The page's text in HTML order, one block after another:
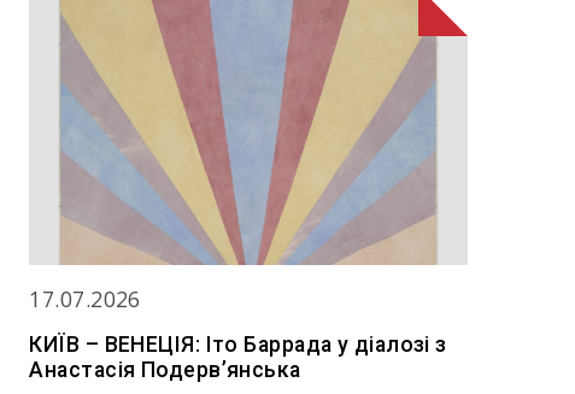
17.07.2026
КИЇВ – ВЕНЕЦІЯ: Іто Баррада у діалозі з
Анастасія Подерв’янська